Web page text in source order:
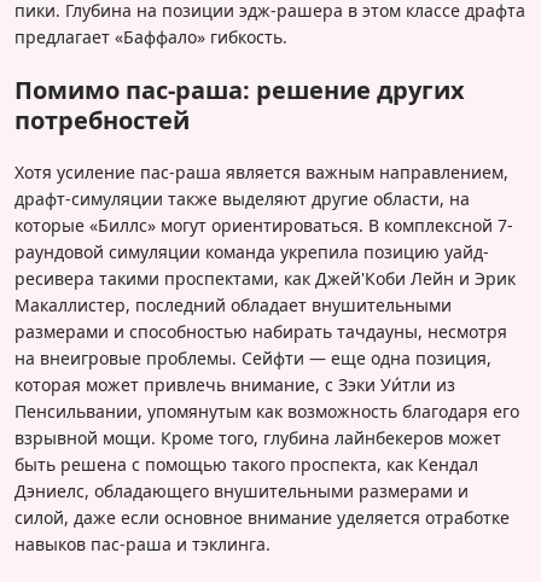
пики. Глубина на позиции эдж-рашера в этом классе драфта
предлагает «Баффало» гибкость.
Помимо паc-раша: решение других
потребностей
Хотя усиление паc-раша является важным направлением,
драфт-симуляции также выделяют другие области, на
которые «Биллс» могут ориентироваться. В комплексной 7-
раундовой симуляции команда укрепила позицию уайд-
ресивера такими проспектами, как Джей'Коби Лейн и Эрик
Макаллистер, последний обладает внушительными
размерами и способностью набирать тачдауны, несмотря
на внеигровые проблемы. Сейфти — еще одна позиция,
которая может привлечь внимание, с Зэки Уи́тли из
Пенсильвании, упомянутым как возможность благодаря его
взрывной мощи. Кроме того, глубина лайнбекеров может
быть решена с помощью такого проспекта, как Кендал
Дэниелс, обладающего внушительными размерами и
силой, даже если основное внимание уделяется отработке
навыков паc-раша и тэклинга.